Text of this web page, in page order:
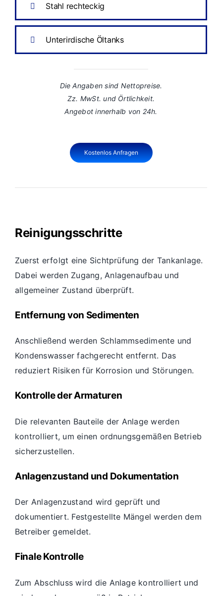
Stahl rechteckig
Unterirdische Öltanks
Die Angaben sind Nettopreise.
Zz. MwSt. und Örtlichkeit.
Angebot innerhalb von 24h.
Kostenlos Anfragen
Reinigungsschritte
Zuerst erfolgt eine Sichtprüfung der Tankanlage.
Dabei werden Zugang, Anlagenaufbau und
allgemeiner Zustand überprüft.
Entfernung von Sedimenten
Anschließend werden Schlammsedimente und
Kondenswasser fachgerecht entfernt. Das
reduziert Risiken für Korrosion und Störungen.
Kontrolle der Armaturen
Die relevanten Bauteile der Anlage werden
kontrolliert, um einen ordnungsgemäßen Betrieb
sicherzustellen.
Anlagenzustand und Dokumentation
Der Anlagenzustand wird geprüft und
dokumentiert. Festgestellte Mängel werden dem
Betreiber gemeldet.
Finale Kontrolle
Zum Abschluss wird die Anlage kontrolliert und